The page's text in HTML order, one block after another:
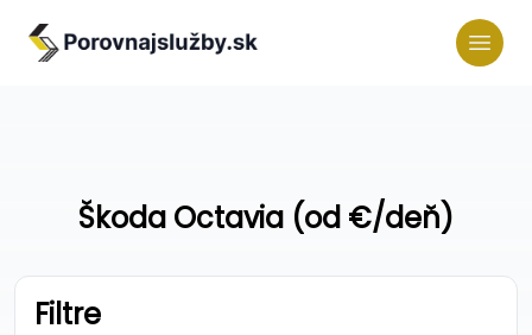
Škoda Octavia (od €/deň)
Filtre